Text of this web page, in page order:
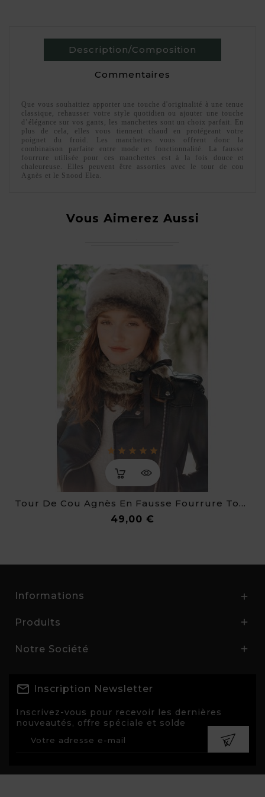
Description/Composition
Commentaires
Que vous souhaitiez apporter une touche d'originalité à une tenue
classique, rehausser votre style quotidien ou ajouter une touche
d’élégance sur vos gants, les manchettes sont un choix parfait. En
plus de cela, elles vous tiennent chaud en protégeant votre
poignet du froid. Les manchettes vous offrent donc la
combinaison parfaite entre mode et fonctionnalité. La fausse
fourrure utilisée pour ces manchettes est à la fois douce et
chaleureuse. Elles peuvent être assorties avec le tour de cou
Agnès et le Snood Elea.
Vous Aimerez Aussi
Tour De Cou Agnès En Fausse Fourrure Toute Douce
49,00 €
Informations 
Produits 
Notre Société 
Inscription Newsletter
Inscrivez-vous pour recevoir les dernières
nouveautés, offre spéciale et solde